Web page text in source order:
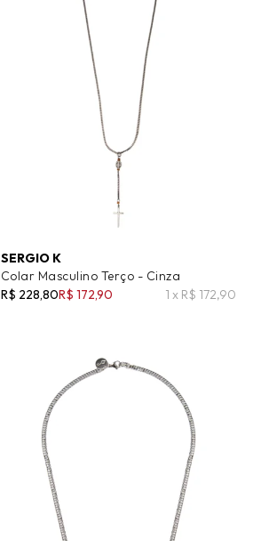
SERGIO K
Colar Masculino Terço - Cinza
R$ 228,80R$ 172,90 1 x R$ 172,90